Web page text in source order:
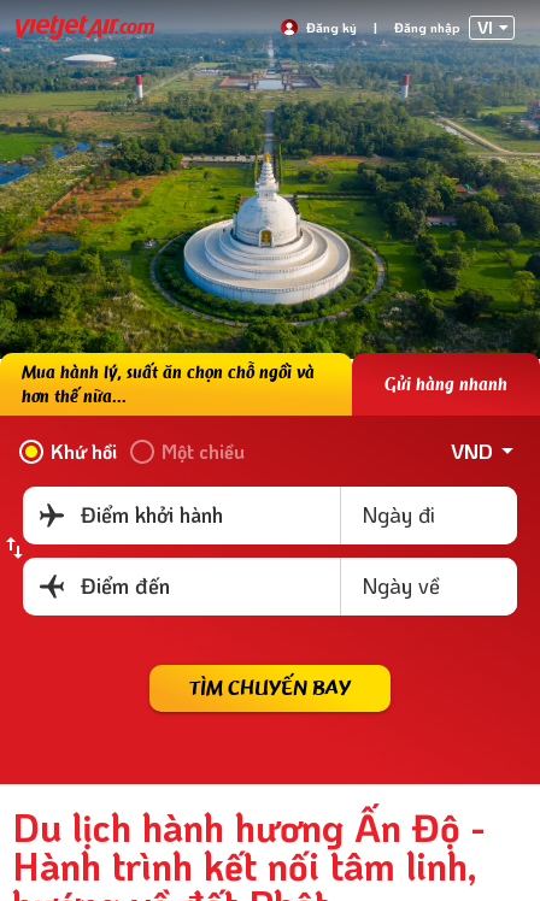
Đăng ký | Đăng nhập VI
Mua hành lý, suất ăn chọn chỗ ngồi và
hơn thế nữa...
Gửi hàng nhanh
Khứ hồi Một chiều VND
Điểm khởi hành Ngày đi
Điểm đến Ngày về
TÌM CHUYẾN BAY
Du lịch hành hương Ấn Độ -
Hành trình kết nối tâm linh,